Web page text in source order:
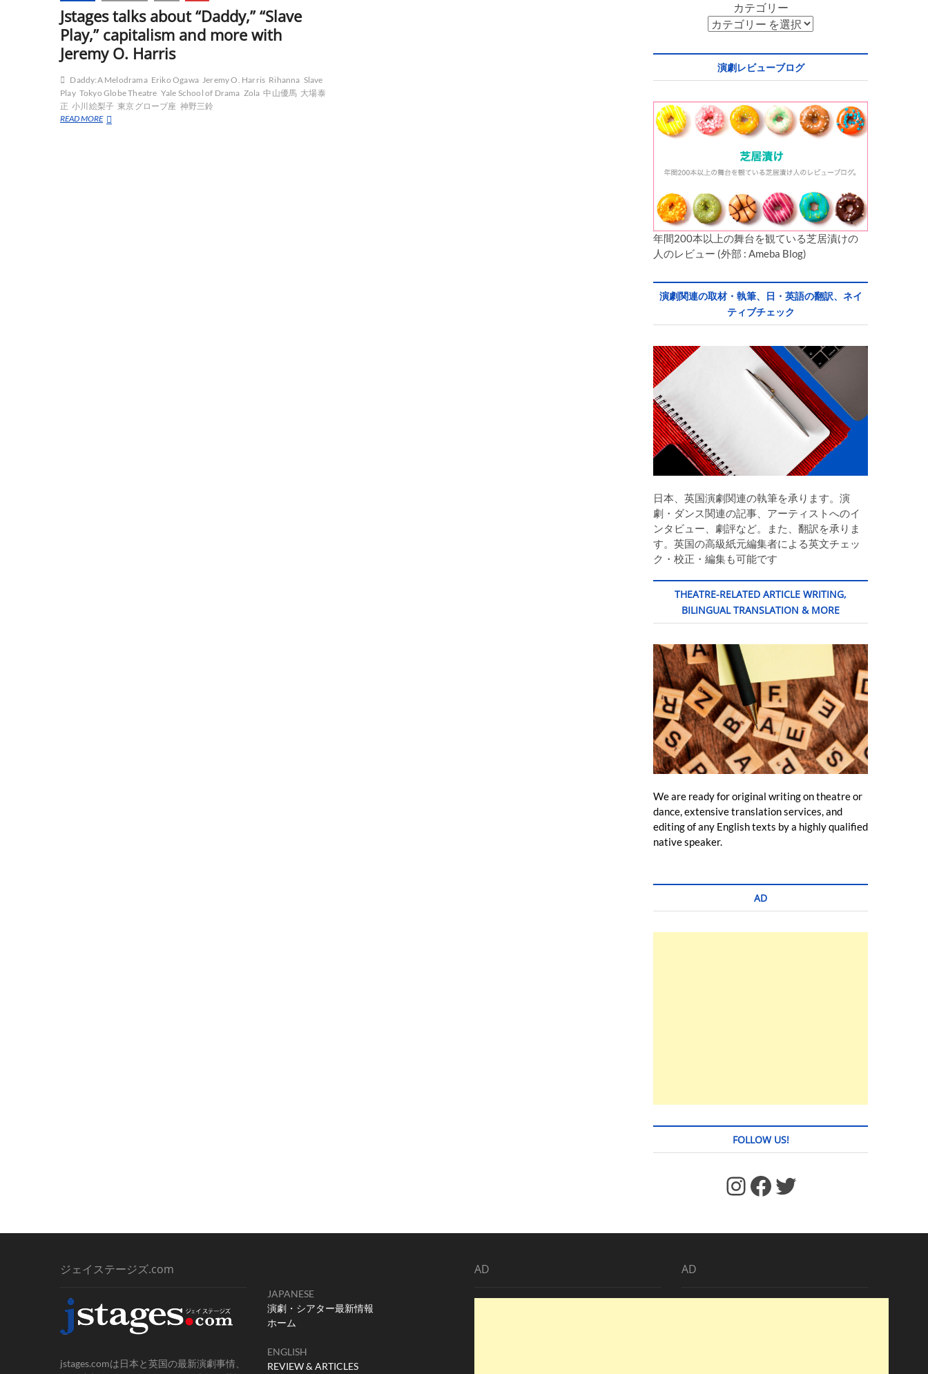
Jstages talks about “Daddy,” “Slave
Play,” capitalism and more with
Jeremy O. Harris
Daddy:A Melodrama Eriko Ogawa Jeremy O. Harris Rihanna Slave
Play Tokyo Globe Theatre Yale School of Drama Zola 中山優馬 大場泰
正 小川絵梨子 東京グローブ座 神野三鈴
READ MOREJstages
カテゴリー
演劇レビューブログ
年間200本以上の舞台を観ている芝居漬けの
人のレビュー (外部 : Ameba Blog)
演劇関連の取材・執筆、日・英語の翻訳、ネイ
ティブチェック
日本、英国演劇関連の執筆を承ります。演
劇・ダンス関連の記事、アーティストへのイ
ンタビュー、劇評など。また、翻訳を承りま
す。英国の高級紙元編集者による英文チェッ
ク・校正・編集も可能です
THEATRE-RELATED ARTICLE WRITING,
BILINGUAL TRANSLATION & MORE
We are ready for original writing on theatre or
dance, extensive translation services, and
editing of any English texts by a highly qualified
native speaker.
AD
FOLLOW US!
https://www.facebook.com/jstages/ Facebook Twitter
ジェイステージズ.com
jstages.comは日本と英国の最新演劇事情、
JAPANESE
演劇・シアター最新情報
ホーム
ENGLISH
REVIEW & ARTICLES
AD AD